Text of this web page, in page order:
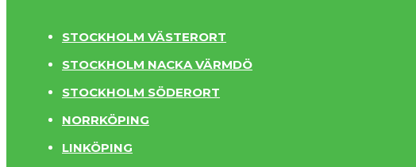
STOCKHOLM VÄSTERORT
STOCKHOLM NACKA VÄRMDÖ
STOCKHOLM SÖDERORT
NORRKÖPING
LINKÖPING